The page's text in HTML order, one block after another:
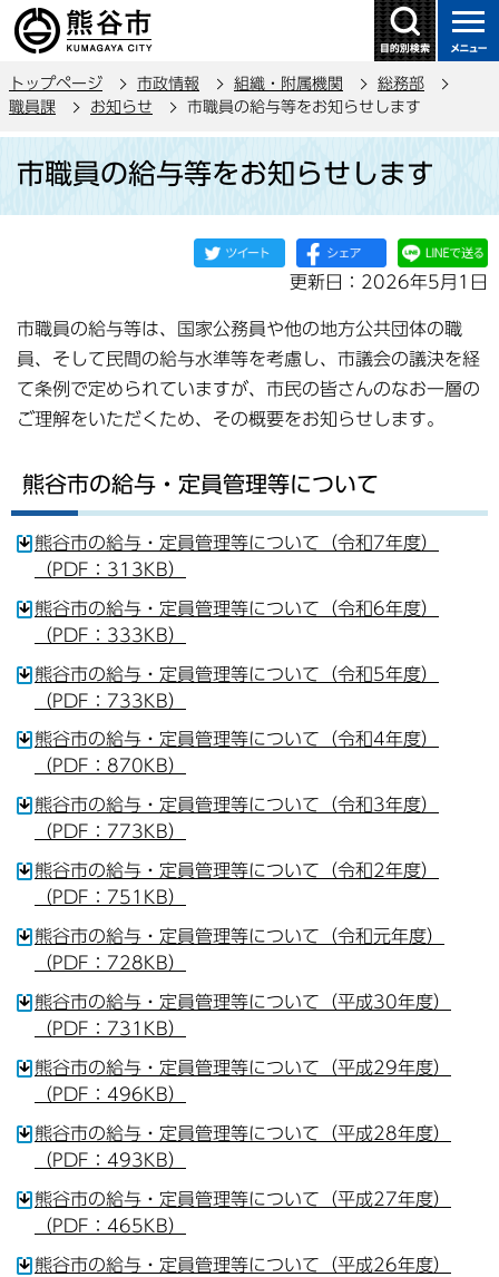
の
ー
トップページ 市政情報 組織・附属機関
総務部
職員課
お知らせ 市職員の給与等をお知らせします
市職員の給与等をお知らせします
更新日：2026年5月1日
市職員の給与等は、国家公務員や他の地方公共団体の職
員、そして民間の給与水準等を考慮し、市議会の議決を経
て条例で定められていますが、市民の皆さんのなお一層の
ご理解をいただくため、その概要をお知らせします。
熊谷市の給与・定員管理等について
熊谷市の給与・定員管理等について（令和7年度）
（PDF：313KB）
熊谷市の給与・定員管理等について（令和6年度）
（PDF：333KB）
熊谷市の給与・定員管理等について（令和5年度）
（PDF：733KB）
熊谷市の給与・定員管理等について（令和4年度）
（PDF：870KB）
熊谷市の給与・定員管理等について（令和3年度）
（PDF：773KB）
熊谷市の給与・定員管理等について（令和2年度）
（PDF：751KB）
熊谷市の給与・定員管理等について（令和元年度）
（PDF：728KB）
熊谷市の給与・定員管理等について（平成30年度）
（PDF：731KB）
熊谷市の給与・定員管理等について（平成29年度）
（PDF：496KB）
熊谷市の給与・定員管理等について（平成28年度）
（PDF：493KB）
熊谷市の給与・定員管理等について（平成27年度）
（PDF：465KB）
熊谷市の給与・定員管理等について（平成26年度）